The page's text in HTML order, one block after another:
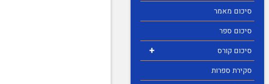
סיכום מאמר
סיכום ספר
+
סיכום קורס
סקירת ספרות